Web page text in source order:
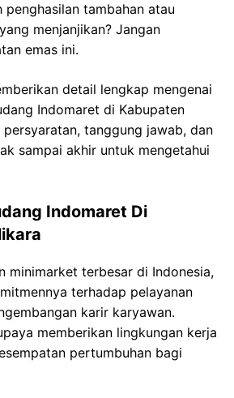
penghasilan tambahan atau
menjanjikan? Jangan
emas ini.
detail lengkap mengenai
Indomaret di Kabupaten
tanggung jawab, dan
sampai akhir untuk mengetahui
Indomaret Di
minimarket terbesar di Indonesia,
terhadap pelayanan
karir karyawan.
memberikan lingkungan kerja
pertumbuhan bagi